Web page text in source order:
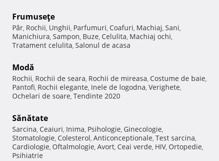
Frumuseţe
Păr, Rochii, Unghii, Parfumuri, Coafuri, Machiaj, Sani,
Manichiura, Sampon, Buze, Celulita, Machiaj ochi,
Tratament celulita, Salonul de acasa
Modă
Rochii, Rochii de seara, Rochii de mireasa, Costume de baie,
Pantofi, Rochii elegante, Inele de logodna, Verighete,
Ochelari de soare, Tendinte 2020
Sănătate
Sarcina, Ceaiuri, Inima, Psihologie, Ginecologie,
Stomatologie, Colesterol, Anticonceptionale, Test sarcina,
Cardiologie, Oftalmologie, Avort, Ceai verde, HIV, Ortopedie,
Psihiatrie